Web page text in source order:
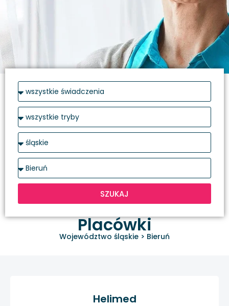
SZUKAJ
Placówki
Województwo śląskie > Bieruń
Helimed